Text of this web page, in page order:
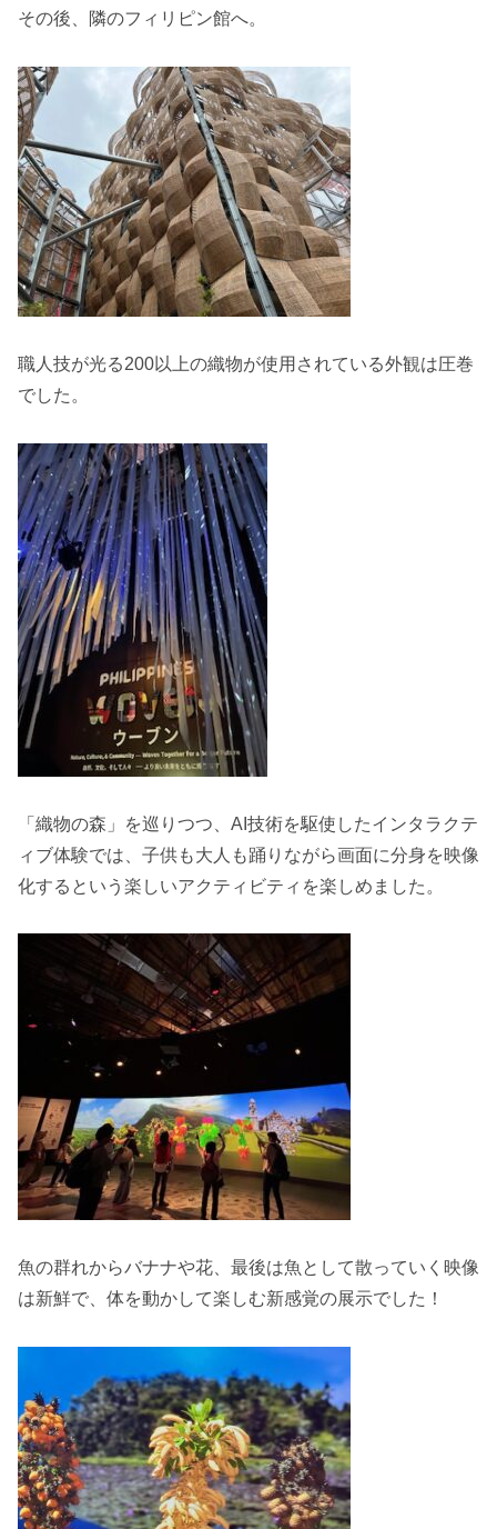
その後、隣のフィリピン館へ。
職人技が光る200以上の織物が使用されている外観は圧巻
でした。
「織物の森」を巡りつつ、AI技術を駆使したインタラクテ
ィブ体験では、子供も大人も踊りながら画面に分身を映像
化するという楽しいアクティビティを楽しめました。
魚の群れからバナナや花、最後は魚として散っていく映像
は新鮮で、体を動かして楽しむ新感覚の展示でした！